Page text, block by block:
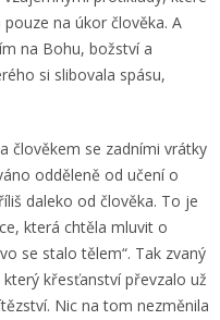
na úkor člověka. A
na Bohu, božství a
si slibovala spásu,
člověkem se zadními vrátky
odděleně od učení o
daleko od člověka. To je
která chtěla mluvit o
se stalo tělem“. Tak zvaný
křesťanství převzalo už
Nic na tom nezměnila